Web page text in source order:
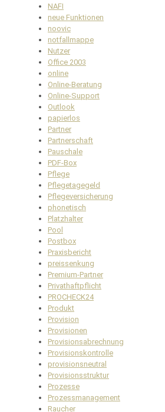
NAFI
neue Funktionen
noovic
notfallmappe
Nutzer
Office 2003
online
Online-Beratung
Online-Support
Outlook
papierlos
Partner
Partnerschaft
Pauschale
PDF-Box
Pflege
Pflegetagegeld
Pflegeversicherung
phonetisch
Platzhalter
Pool
Postbox
Praxisbericht
preissenkung
Premium-Partner
Privathaftpflicht
PROCHECK24
Produkt
Provision
Provisionen
Provisionsabrechnung
Provisionskontrolle
provisionsneutral
Provisionsstruktur
Prozesse
Prozessmanagement
Raucher